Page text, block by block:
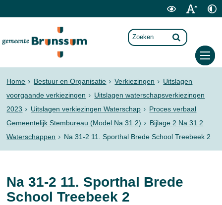
Home Bestuur en Organisatie Verkiezingen
Uitslagen
voorgaande verkiezingen
Uitslagen waterschapsverkiezingen
2023
Uitslagen verkiezingen Waterschap
Proces verbaal
Gemeentelijk Stembureau (Model Na 31 2)
Bijlage 2 Na 31 2
Waterschappen
Na 31-2 11. Sporthal Brede School Treebeek 2
Na 31-2 11. Sporthal Brede
School Treebeek 2